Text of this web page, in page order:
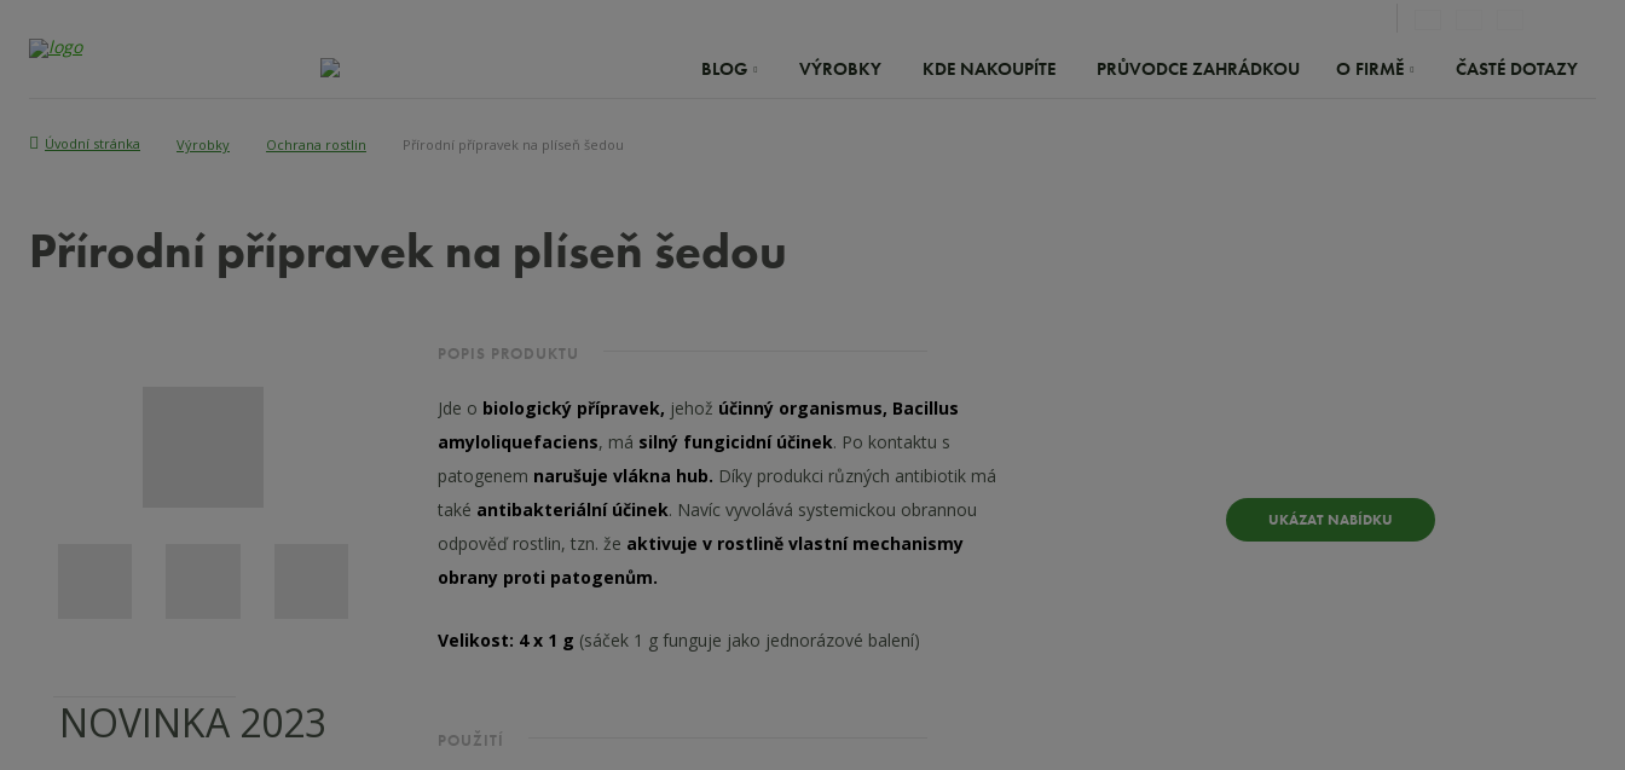
BLOG VÝROBKY KDE NAKOUPÍTE PRŮVODCE ZAHRÁDKOU O FIRMĚ ČASTÉ DOTAZY
Úvodní stránka Výrobky Ochrana rostlin Přírodní přípravek na plíseň šedou
Přírodní přípravek na plíseň šedou
NOVINKA 2023
POPIS PRODUKTU
Jde o biologický přípravek, jehož účinný organismus, Bacillus
amyloliquefaciens, má silný fungicidní účinek. Po kontaktu s
patogenem narušuje vlákna hub. Díky produkci různých antibiotik má
také antibakteriální účinek. Navíc vyvolává systemickou obrannou
odpověď rostlin, tzn. že aktivuje v rostlině vlastní mechanismy
obrany proti patogenům.
Velikost: 4 x 1 g (sáček 1 g funguje jako jednorázové balení)
POUŽITÍ
UKÁZAT NABÍDKU